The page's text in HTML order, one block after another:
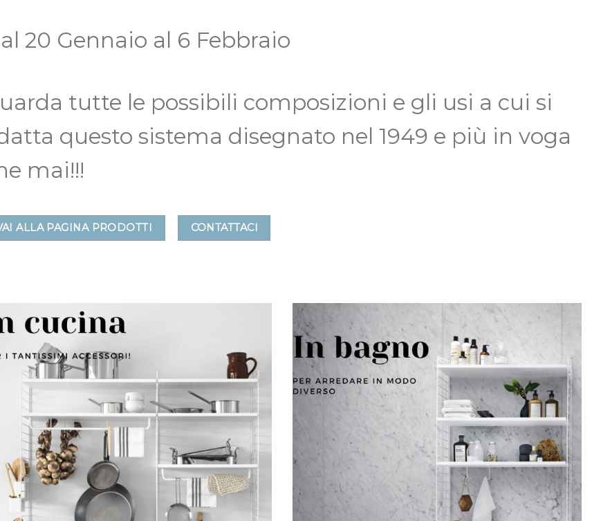
20 Gennaio al 6 Febbraio
tutte le possibili composizioni e gli usi a cui si
questo sistema disegnato nel 1949 e più in voga
mai!!!
ALLA PAGINA PRODOTTI CONTATTACI